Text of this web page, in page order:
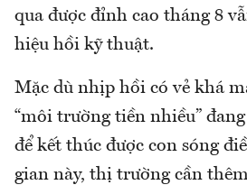
qua được đỉnh cao tháng 8
hiệu hồi kỹ thuật.
Mặc dù nhịp hồi có vẻ khá
“môi trường tiền nhiều”
để kết thúc được con sóng
gian này, thị trường cần